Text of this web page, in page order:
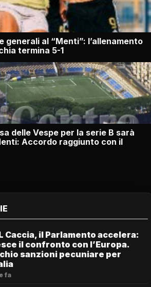
generali al “Menti”: l’allenamento
termina 5-1
delle Vespe per la serie B sarà
Accordo raggiunto con il
Caccia, il Parlamento accelera:
il confronto con l’Europa.
sanzioni pecuniare per
fa